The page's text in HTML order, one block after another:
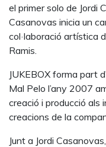
el primer solo de Jordi
Casanovas inicia un
col·laboració artística
Ramis.
JUKEBOX forma part
Mal Pelo l’any 2007
creació i producció als
creacions de la
Junt a Jordi